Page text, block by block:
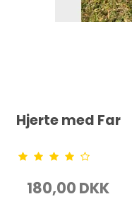
Hjerte med Far
180,00 DKK